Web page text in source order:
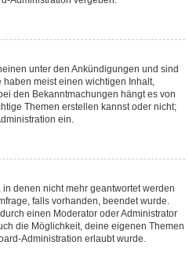
unter den Ankündigungen und sind
meist einen wichtigen Inhalt,
den Bekanntmachungen hängt es von
Themen erstellen kannst oder nicht;
ein.
denen nicht mehr geantwortet werden
falls vorhanden, beendet wurde.
einen Moderator oder Administrator
die Möglichkeit, deine eigenen Themen
Administration erlaubt wurde.